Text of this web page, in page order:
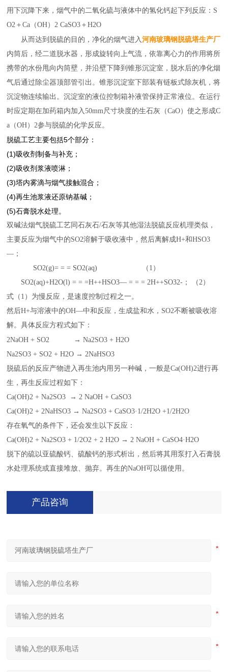
用下沉降下来，烟气中的二氧化硫与液体中的氢化钙起下列反应：S
O2＋Ca（OH）2 CaSO3＋H2O
从而达到脱硫的目的，净化的烟气进入河南玻璃钢脱硫塔生产厂
内筒后，经二道脱水器，形成旋转向上气流，依靠离心力的作用将所
携带的水份甩向内筒壁，并沿壁下降到锥形沉淀室，脱水后的净化烟
气后通过除尘器顶部管引出。锥形沉淀室下部装有链板式除灰机，将
沉淀物连续输出。沉淀室的液位控制箱补液管保持正常液位。在运行
时应定期在加药箱内加入50mm尺寸块度的生石灰（CaO）使之形成C
a（OH）2参与脱硫的化学反应。
脱硫工艺主要包括5个部分：
(1)吸收剂制备与补充；
(2)吸收剂浆液喷淋；
(3)塔内雾滴与烟气接触混合；
(4)再生池浆液还原钠基碱；
(5)石膏脱水处理。
双碱法烟气脱硫工艺同石灰石/石灰等其他湿法脱硫反应机理类似，
主要反应为烟气中的SO2溶解于吸收液中，然后离解成H+和HSO3
—；
SO2(g)= = = SO2(aq) （1）
SO2(aq)+H2O(l) = = =H++HSO3— = = = 2H++SO32-； （2）
式（1）为慢反应，是速度控制过程之一。
然后H+与溶液中的OH—中和反应，生成盐和水，SO2不断被吸收溶
解。具体反应方程式如下：
2NaOH + SO2
→ Na2SO3 + H2O
Na2SO3 + SO2 + H2O → 2NaHSO3
脱硫后的反应产物进入再生池内用另一种碱，一般是Ca(OH)2进行再
生，再生反应过程如下：
Ca(OH)2 + Na2SO3 → 2 NaOH + CaSO3
Ca(OH)2 + 2NaHSO3 → Na2SO3 + CaSO3·1/2H2O +1/2H2O
存在氧气的条件下，还会发生以下反应：
Ca(OH)2 + Na2SO3 + 1/2O2 + 2 H2O → 2 NaOH + CaSO4·H2O
脱下的硫以亚硫酸钙、硫酸钙的形式析出，然后将其用泵打入石膏脱
水处理系统或直接堆放、抛弃。再生的NaOH可以循使用。
产品咨询